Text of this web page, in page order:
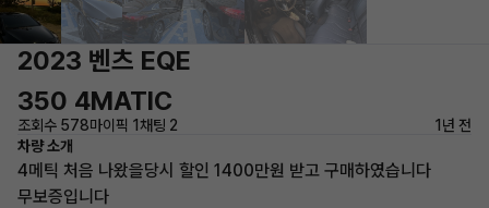
2023 벤츠 EQE
350 4MATIC
조회수 578마이픽 1채팅 2
1년 전
차량 소개
4메틱 처음 나왔을당시 할인 1400만원 받고 구매하였습니다
무보증입니다